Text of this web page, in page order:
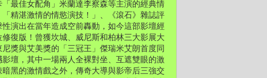
最佳女配角」米蘭達李察森等主演的經典情
精湛激情的情慾演技！」、《滾石》雜誌評
演出在當年造成空前轟動，如今這部影壇經
復版！曾獲坎城、威尼斯和柏林三大影展大
獎與艾美獎的「三冠王」傑瑞米艾朗首度同
壇，其中一場兩人全裸對坐、互遮雙眼的激
黑的激情戲之外，傳奇大導與影帝后三強交